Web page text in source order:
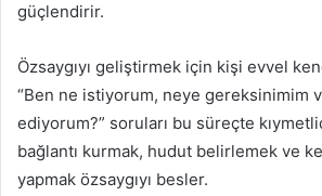
güçlendirir.
Özsaygıyı geliştirmek için kişi evvel
“Ben ne istiyorum, neye gereksinimim
ediyorum?” soruları bu süreçte
bağlantı kurmak, hudut belirlemek ve
yapmak özsaygıyı besler.